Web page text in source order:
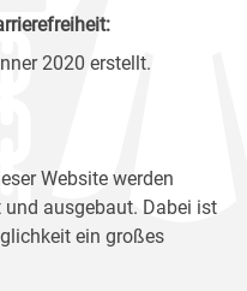
2020 erstellt.
Website werden
und ausgebaut. Dabei ist
ein großes